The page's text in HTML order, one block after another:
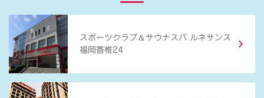
スポーツクラブ ＆ サウナスパ ルネサンス
福岡香椎24